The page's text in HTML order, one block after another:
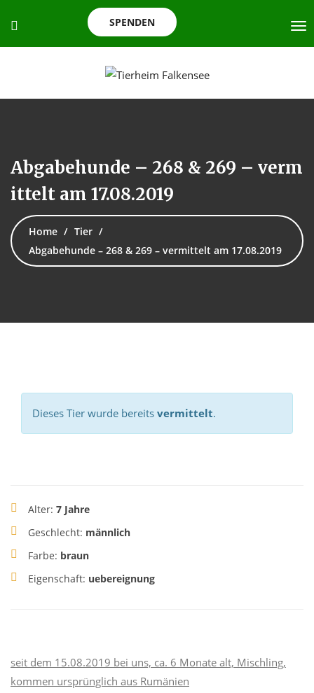
SPENDEN
Abgabehunde – 268 & 269 – verm
ittelt am 17.08.2019
Home
Tier
Abgabehunde – 268 & 269 – vermittelt am 17.08.2019
Dieses Tier wurde bereits vermittelt.
Alter: 7 Jahre
Geschlecht: männlich
Farbe: braun
Eigenschaft: uebereignung
seit dem 15.08.2019 bei uns, ca. 6 Monate alt, Mischling,
kommen ursprünglich aus Rumänien